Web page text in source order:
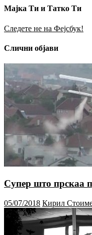
Мајка Ти и Татко Ти
Следете не на Фејсбук!
Слични објави
Супер што прскаа
05/07/2018 Кирил